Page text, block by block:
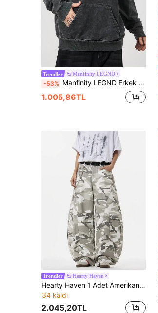
Trendler Manfinity LEGND
-53% Manfinity LEGND Erkek Kot Ceketleri
1.005,86TL
Trendler Hearty Haven
Hearty Haven 1 Adet Amerikan Vintage Kamuflaj Yama Desenli Çok Cepli Kavisli Paça Erkek Kargo Denim Jean Balon Pantolon, Günlük Bol Geniş Paça Uzun Pantolon - Kemer ve Aksesuarsız
34 kaldı
2.045,20TL